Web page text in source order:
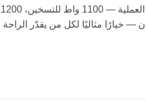
خيارًا مثاليًا لكل من يقدّر الراحة